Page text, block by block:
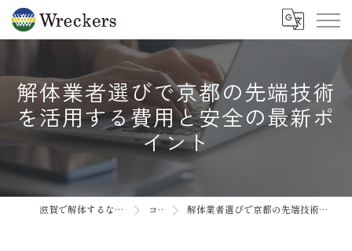
解体業者選びで京都の先端技術
を活用する費用と安全の最新ポ
イント
滋賀で解体するなら合同会社Wreckers コラム 解体業者選びで京都の先端技術を活用する費用と安全の最新ポイント